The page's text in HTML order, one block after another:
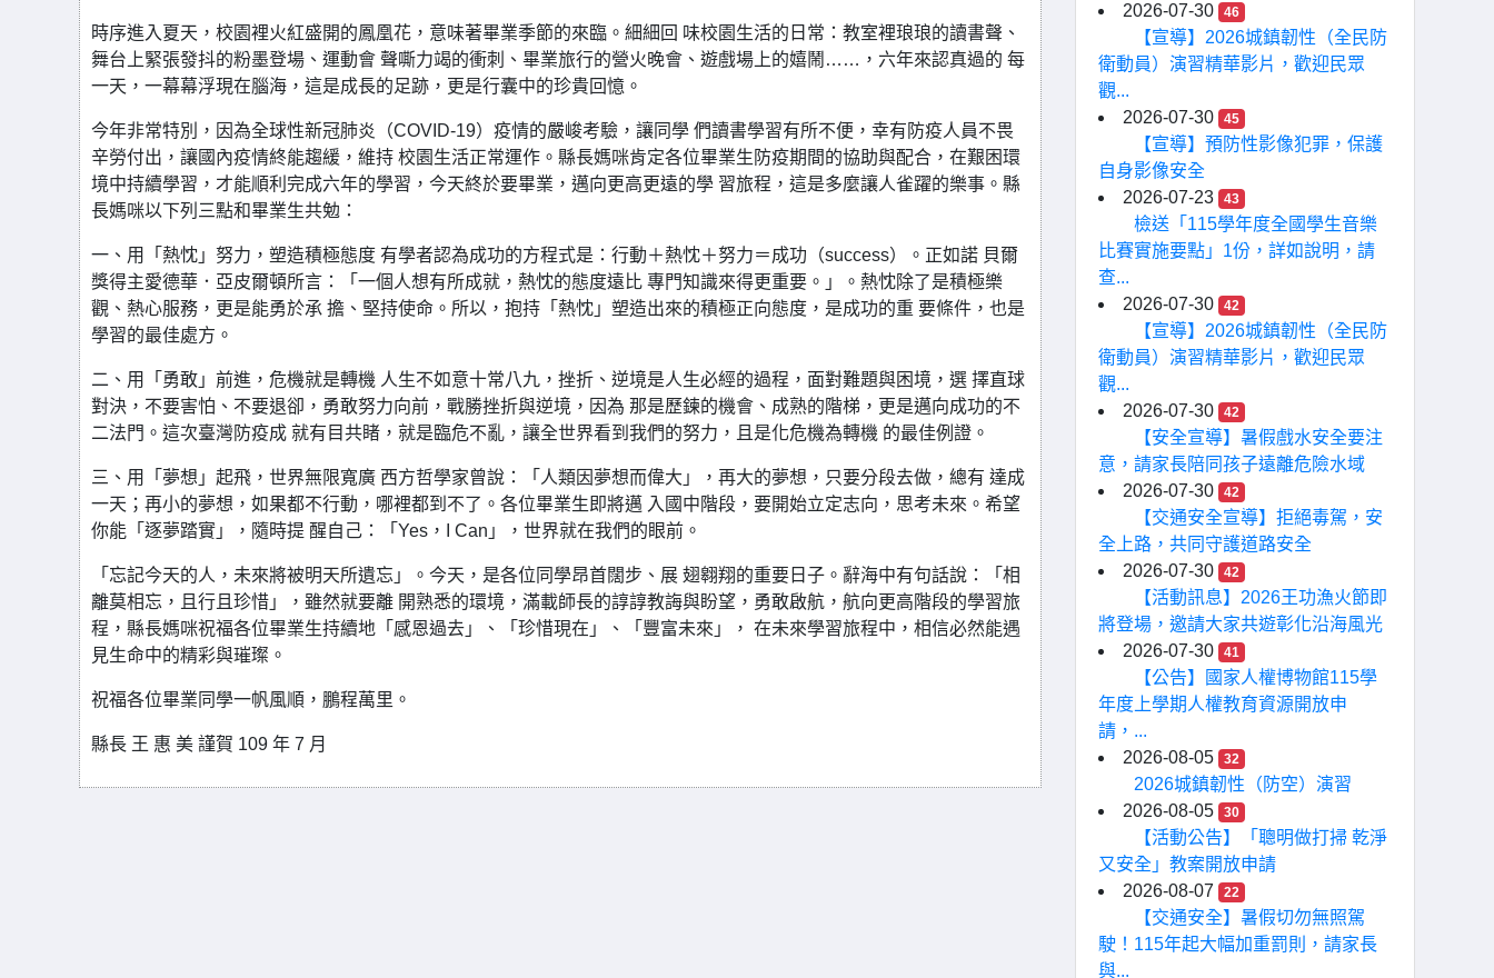
時序進入夏天，校園裡火紅盛開的鳳凰花，意味著畢業季節的來臨。細細回 味校園生活的日常：教室裡琅琅的讀書聲、
舞台上緊張發抖的粉墨登場、運動會 聲嘶力竭的衝刺、畢業旅行的營火晚會、遊戲場上的嬉鬧……，六年來認真過的 每
一天，一幕幕浮現在腦海，這是成長的足跡，更是行囊中的珍貴回憶。
今年非常特別，因為全球性新冠肺炎（COVID-19）疫情的嚴峻考驗，讓同學 們讀書學習有所不便，幸有防疫人員不畏
辛勞付出，讓國內疫情終能趨緩，維持 校園生活正常運作。縣長媽咪肯定各位畢業生防疫期間的協助與配合，在艱困環
境中持續學習，才能順利完成六年的學習，今天終於要畢業，邁向更高更遠的學 習旅程，這是多麼讓人雀躍的樂事。縣
長媽咪以下列三點和畢業生共勉：
一、用「熱忱」努力，塑造積極態度 有學者認為成功的方程式是：行動＋熱忱＋努力＝成功（success）。正如諾 貝爾
獎得主愛德華．亞皮爾頓所言：「一個人想有所成就，熱忱的態度遠比 專門知識來得更重要。」。熱忱除了是積極樂
觀、熱心服務，更是能勇於承 擔、堅持使命。所以，抱持「熱忱」塑造出來的積極正向態度，是成功的重 要條件，也是
學習的最佳處方。
二、用「勇敢」前進，危機就是轉機 人生不如意十常八九，挫折、逆境是人生必經的過程，面對難題與困境，選 擇直球
對決，不要害怕、不要退卻，勇敢努力向前，戰勝挫折與逆境，因為 那是歷鍊的機會、成熟的階梯，更是邁向成功的不
二法門。這次臺灣防疫成 就有目共睹，就是臨危不亂，讓全世界看到我們的努力，且是化危機為轉機 的最佳例證。
三、用「夢想」起飛，世界無限寬廣 西方哲學家曾說：「人類因夢想而偉大」，再大的夢想，只要分段去做，總有 達成
一天；再小的夢想，如果都不行動，哪裡都到不了。各位畢業生即將邁 入國中階段，要開始立定志向，思考未來。希望
你能「逐夢踏實」，隨時提 醒自己：「Yes，I Can」，世界就在我們的眼前。
「忘記今天的人，未來將被明天所遺忘」。今天，是各位同學昂首闊步、展 翅翱翔的重要日子。辭海中有句話說：「相
離莫相忘，且行且珍惜」，雖然就要離 開熟悉的環境，滿載師長的諄諄教誨與盼望，勇敢啟航，航向更高階段的學習旅
程，縣長媽咪祝福各位畢業生持續地「感恩過去」、「珍惜現在」、「豐富未來」， 在未來學習旅程中，相信必然能遇
見生命中的精彩與璀璨。
祝福各位畢業同學一帆風順，鵬程萬里。
縣長 王 惠 美 謹賀 109 年 7 月
2026-07-30
46
【宣導】2026城鎮韌性（全民防
衛動員）演習精華影片，歡迎民眾
觀...
2026-07-30
45
【宣導】預防性影像犯罪，保護
自身影像安全
2026-07-23
43
檢送「115學年度全國學生音樂
比賽實施要點」1份，詳如說明，請
查...
2026-07-30
42
【宣導】2026城鎮韌性（全民防
衛動員）演習精華影片，歡迎民眾
觀...
2026-07-30
42
【安全宣導】暑假戲水安全要注
意，請家長陪同孩子遠離危險水域
2026-07-30
42
【交通安全宣導】拒絕毒駕，安
全上路，共同守護道路安全
2026-07-30
42
【活動訊息】2026王功漁火節即
將登場，邀請大家共遊彰化沿海風光
2026-07-30
41
【公告】國家人權博物館115學
年度上學期人權教育資源開放申
請，...
2026-08-05
32
2026城鎮韌性（防空）演習
2026-08-05
30
【活動公告】「聰明做打掃 乾淨
又安全」教案開放申請
2026-08-07
22
【交通安全】暑假切勿無照駕
駛！115年起大幅加重罰則，請家長
與...